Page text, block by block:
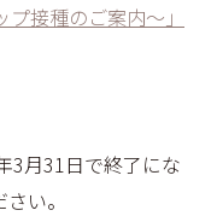
接種のご案内～」
3月31日で終了にな
い。